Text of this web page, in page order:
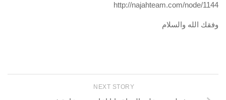
http://najahteam.com/node/1144
وفقك الله والسلام
NEXT STORY